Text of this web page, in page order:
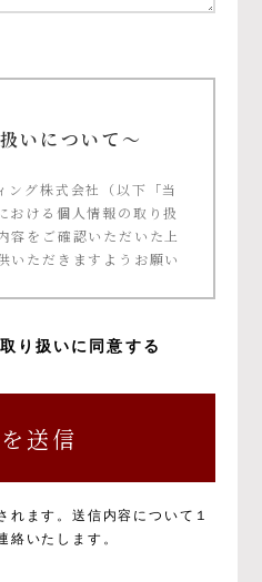
いについて～
ング株式会社（以下「当
おける個人情報の取り扱
容をご確認いただいた上
いただきますようお願い
く、当社サービス利用
供
り扱いに同意する
れます。 送信内容について１
絡いたします。